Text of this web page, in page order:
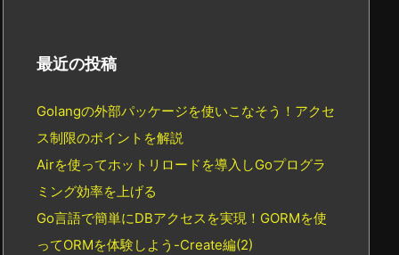
最近の投稿
Golangの外部パッケージを使いこなそう！アクセ
ス制限のポイントを解説
Airを使ってホットリロードを導入しGoプログラ
ミング効率を上げる
Go言語で簡単にDBアクセスを実現！GORMを使
ってORMを体験しよう-Create編(2)